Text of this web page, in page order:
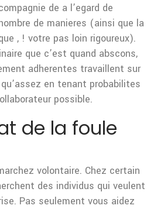
de a l’egard de
de manieres (ainsi que la
, ! votre pas loin rigoureux).
que c’est quand abscons,
adherentes travaillent sur
en tenant probabilites
possible.
de la foule
volontaire. Chez certain
des individus qui veulent
Pas seulement vous aidez